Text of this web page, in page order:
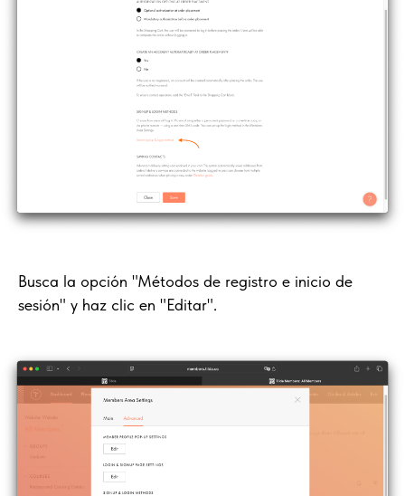
Busca la opción "Métodos de registro e inicio de
sesión" y haz clic en "Editar".